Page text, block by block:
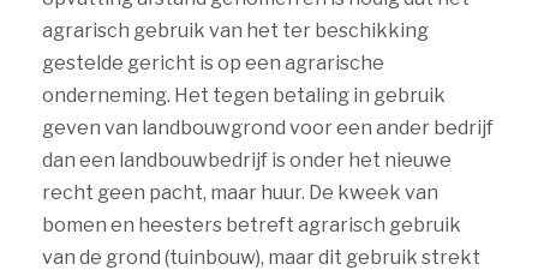
agrarisch gebruik van het ter beschikking
gestelde gericht is op een agrarische
onderneming. Het tegen betaling in gebruik
geven van landbouwgrond voor een ander bedrijf
dan een landbouwbedrijf is onder het nieuwe
recht geen pacht, maar huur. De kweek van
bomen en heesters betreft agrarisch gebruik
van de grond (tuinbouw), maar dit gebruik strekt